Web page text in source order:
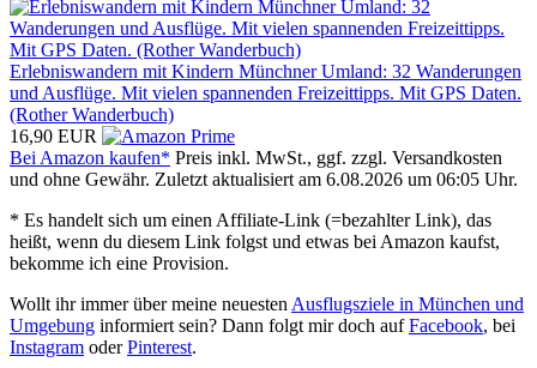
Erlebniswandern mit Kindern Münchner Umland: 32 Wanderungen
und Ausflüge. Mit vielen spannenden Freizeittipps. Mit GPS Daten.
(Rother Wanderbuch)
16,90 EUR
Bei Amazon kaufen* Preis inkl. MwSt., ggf. zzgl. Versandkosten
und ohne Gewähr. Zuletzt aktualisiert am 6.08.2026 um 06:05 Uhr.
* Es handelt sich um einen Affiliate-Link (=bezahlter Link), das
heißt, wenn du diesem Link folgst und etwas bei Amazon kaufst,
bekomme ich eine Provision.
Wollt ihr immer über meine neuesten Ausflugsziele in München und
Umgebung informiert sein? Dann folgt mir doch aufFacebook, bei
Instagram oderPinterest.